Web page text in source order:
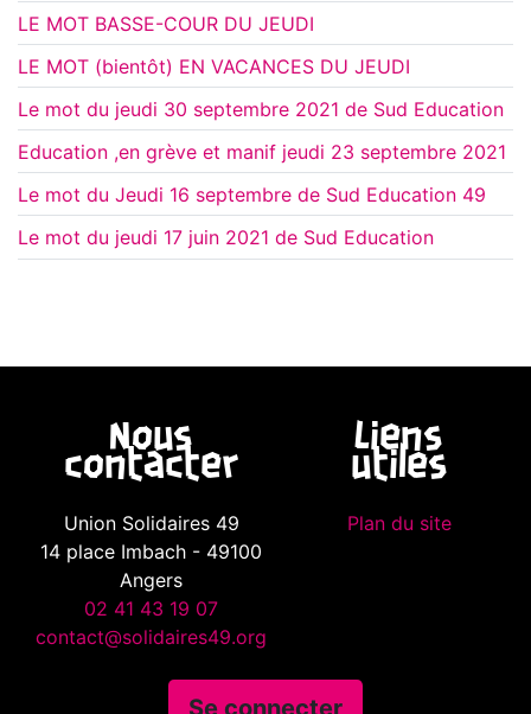
LE MOT BASSE-COUR DU JEUDI
LE MOT (bientôt) EN VACANCES DU JEUDI
Le mot du jeudi 30 septembre 2021 de Sud Education
Education ,en grève et manif jeudi 23 septembre 2021
Le mot du Jeudi 16 septembre de Sud Education 49
Le mot du jeudi 17 juin 2021 de Sud Education
Nous
contacter
Union Solidaires 49
14 place Imbach - 49100
Angers
02 41 43 19 07
contact@solidaires49.org
Liens
utiles
Plan du site
Se connecter